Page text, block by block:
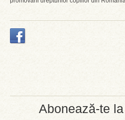
Abonează-te